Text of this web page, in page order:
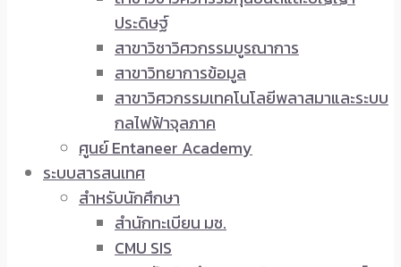
ประดิษฐ์
สาขาวิชาวิศวกรรมบูรณาการ
สาขาวิทยาการข้อมูล
สาขาวิศวกรรมเทคโนโลยีพลาสมาและระบบ
กลไฟฟ้าจุลภาค
ศูนย์ Entaneer Academy
ระบบสารสนเทศ
สำหรับนักศึกษา
สำนักทะเบียน มช.
CMU SIS